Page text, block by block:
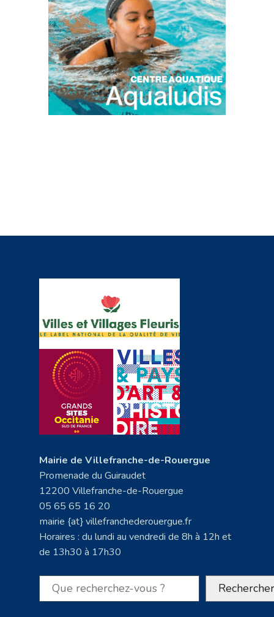
Mairie de Villefranche-de-Rouergue
Promenade du Guiraudet
12200 Villefranche-de-Rouergue
05 65 65 16 20
mairie {at} villefranchederouergue.fr
Horaires : du lundi au vendredi de 8h à 12h et
de 13h30 à 17h30
Rechercher Rechercher